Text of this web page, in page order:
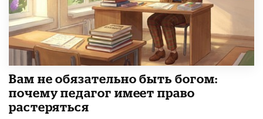
​Вам не обязательно быть богом:
почему педагог имеет право
растеряться